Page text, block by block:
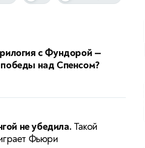
с Фундорой —
над Спенсом?
не убедила. Такой
Фьюри